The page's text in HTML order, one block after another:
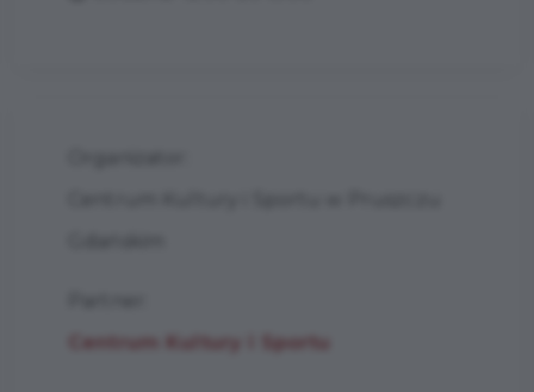
Centrum Kultury i Sportu